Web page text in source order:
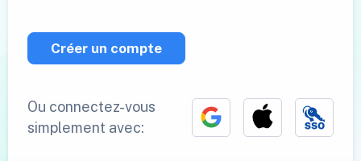
Créer un compte
Ou connectez-vous
simplement avec: